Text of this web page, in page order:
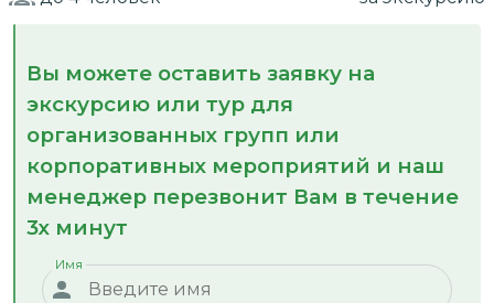
Вы можете оставить заявку на
экскурсию или тур для
организованных групп или
корпоративных мероприятий и наш
менеджер перезвонит Вам в течение
3х минут
Имя